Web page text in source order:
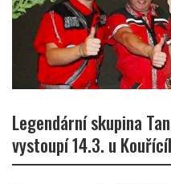
Legendární skupina
vystoupí 14.3. u